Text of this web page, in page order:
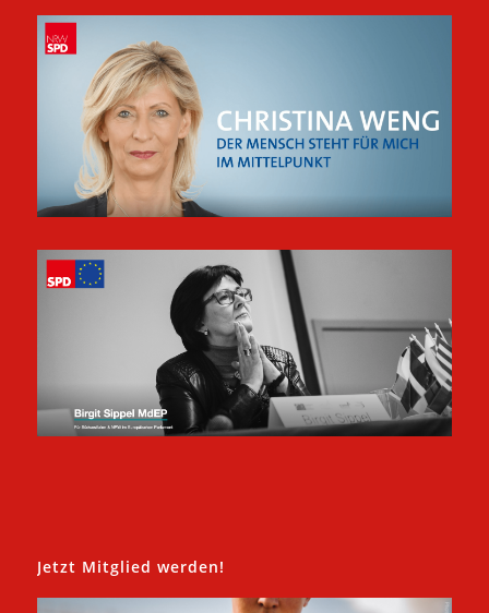
Jetzt Mitglied werden!